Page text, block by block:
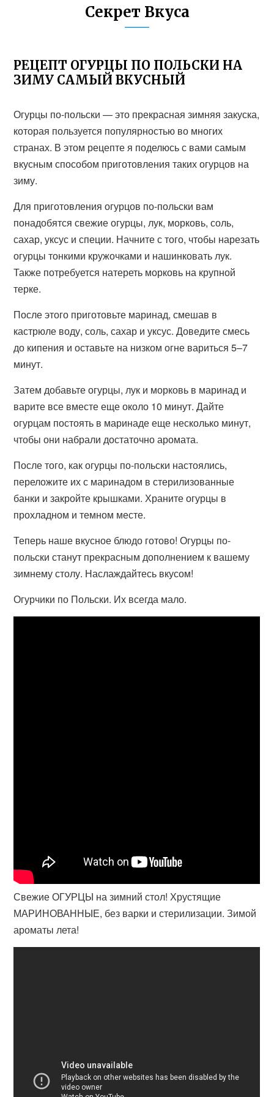
Секрет Вкуса
РЕЦЕПТ ОГУРЦЫ ПО ПОЛЬСКИ НА
ЗИМУ САМЫЙ ВКУСНЫЙ
Огурцы по-польски — это прекрасная зимняя закуска,
которая пользуется популярностью во многих
странах. В этом рецепте я поделюсь с вами самым
вкусным способом приготовления таких огурцов на
зиму.
Для приготовления огурцов по-польски вам
понадобятся свежие огурцы, лук, морковь, соль,
сахар, уксус и специи. Начните с того, чтобы нарезать
огурцы тонкими кружочками и нашинковать лук.
Также потребуется натереть морковь на крупной
терке.
После этого приготовьте маринад, смешав в
кастрюле воду, соль, сахар и уксус. Доведите смесь
до кипения и оставьте на низком огне вариться 5–7
минут.
Затем добавьте огурцы, лук и морковь в маринад и
варите все вместе еще около 10 минут. Дайте
огурцам постоять в маринаде еще несколько минут,
чтобы они набрали достаточно аромата.
После того, как огурцы по-польски настоялись,
переложите их с маринадом в стерилизованные
банки и закройте крышками. Храните огурцы в
прохладном и темном месте.
Теперь наше вкусное блюдо готово! Огурцы по-
польски станут прекрасным дополнением к вашему
зимнему столу. Наслаждайтесь вкусом!
Огурчики по Польски. Их всегда мало.
Свежие ОГУРЦЫ на зимний стол! Хрустящие
МАРИНОВАННЫЕ, без варки и стерилизации. Зимой
ароматы лета!